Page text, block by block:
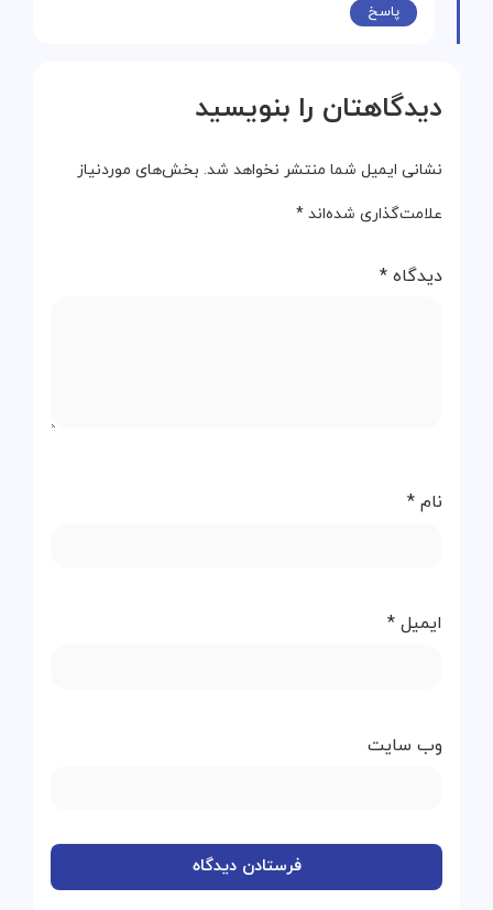
پاسخ
دیدگاهتان را بنویسید
نشانی ایمیل شما منتشر نخواهد شد. بخش‌های موردنیاز
علامت‌گذاری شده‌اند *
دیدگاه *
نام *
ایمیل *
وب‌ سایت